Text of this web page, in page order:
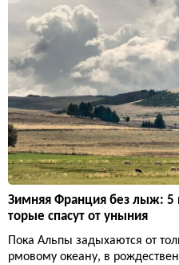
Зимняя Франция без лыж: 5
торые спасут от уныния
Пока Альпы задыхаются от
рмовому океану, в